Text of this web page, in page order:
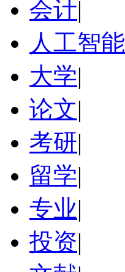
会计|
人工智能
大学|
论文|
考研|
留学|
专业|
投资|